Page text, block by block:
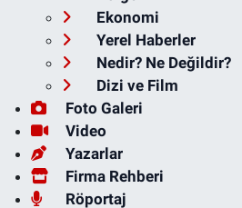
Ekonomi
Yerel Haberler
Nedir? Ne Değildir?
Dizi ve Film
Foto Galeri
Video
Yazarlar
Firma Rehberi
Röportaj